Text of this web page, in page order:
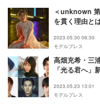
＜unknown
を貫く理由と
2023.05.30 06:30
モデルプレス
高畑充希・三
「光る君へ」
2023.05.23 13:01
モデルプレス